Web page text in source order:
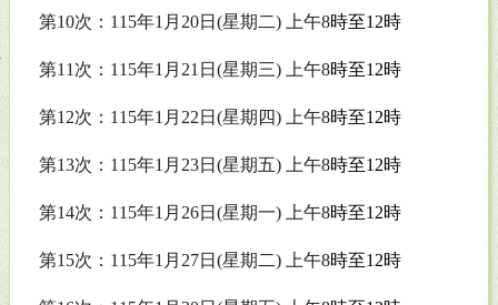
第10次： 115年1 月 20日 (星期二) 上午8時至12時
第11 次： 115年1 月 21 日 (星期三) 上午8時至12時
第12次： 115年1 月 22 日 (星期四) 上午8時至12時
第13次： 115年1 月 23日 (星期五) 上午8時至12時
第14次： 115年1 月 26日 (星期一) 上午8時至12時
第15次： 115年1 月 27日 (星期二) 上午8時至12時